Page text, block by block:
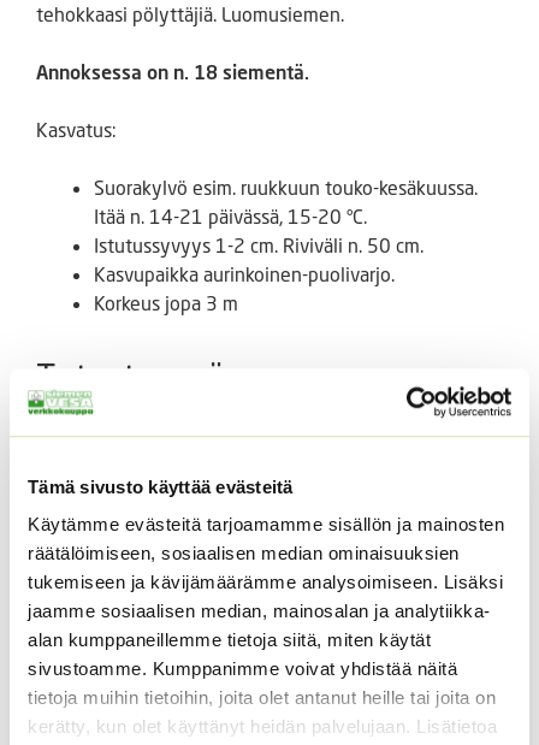
Tämä sivusto käyttää evästeitä
Käytämme evästeitä tarjoamamme sisällön ja mainosten
räätälöimiseen, sosiaalisen median ominaisuuksien
tukemiseen ja kävijämäärämme analysoimiseen. Lisäksi
jaamme sosiaalisen median, mainosalan ja analytiikka-
alan kumppaneillemme tietoja siitä, miten käytät
sivustoamme. Kumppanimme voivat yhdistää näitä
tietoja muihin tietoihin, joita olet antanut heille tai joita on
kerätty, kun olet käyttänyt heidän palvelujaan. Lisätietoa
tehokkaasi pölyttäjiä. Luomusiemen.
Annoksessa on n. 18 siementä.
Kasvatus:
Suorakylvö esim. ruukkuun touko-kesäkuussa.
Itää n. 14-21 päivässä, 15-20 °C.
Istutussyvyys 1-2 cm. Riviväli n. 50 cm.
Kasvupaikka aurinkoinen-puolivarjo.
Korkeus jopa 3 m
Tutustu myös
Hentohöyhenheinä
Pony Tails
3,50 € – 17,50 €Hintaluokka:
Sisältää
Loistosädekukka
Arizona Red Shades
5,00€ Sisältää arvonlisäveron